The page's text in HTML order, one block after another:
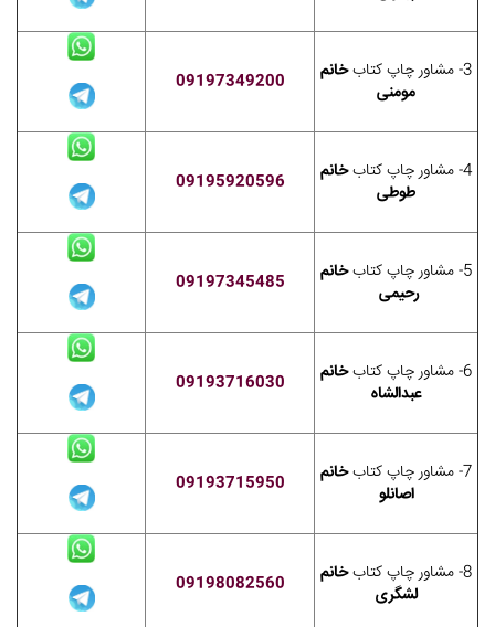
3- مشاور چاپ کتاب
خانم
مومنی
09197349200
4- مشاور چاپ کتاب
خانم
طوطی
09195920596
5- مشاور چاپ کتاب
خانم
رحیمی
09197345485
6- مشاور چاپ کتاب
خانم
عبدالشاه
09193716030
7- مشاور چاپ کتاب
خانم
اصانلو
09193715950
8- مشاور چاپ کتاب
خانم
لشگری
09198082560